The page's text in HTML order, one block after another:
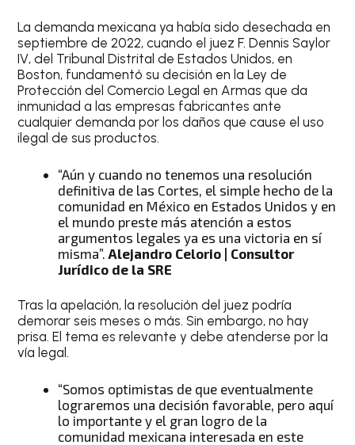
La demanda mexicana ya había sido desechada en
septiembre de 2022, cuando el juez F. Dennis Saylor
IV, del Tribunal Distrital de Estados Unidos, en
Boston, fundamentó su decisión en la Ley de
Protección del Comercio Legal en Armas que da
inmunidad a las empresas fabricantes ante
cualquier demanda por los daños que cause el uso
ilegal de sus productos.
“Aún y cuando no tenemos una resolución
definitiva de las Cortes, el simple hecho de la
comunidad en México en Estados Unidos y en
el mundo preste más atención a estos
argumentos legales ya es una victoria en sí
misma”.Alejandro Celorio | Consultor
Jurídico de la SRE
Tras la apelación, la resolución del juez podría
demorar seis meses o más. Sin embargo, no hay
prisa. El tema es relevante y debe atenderse por la
vía legal.
“Somos optimistas de que eventualmente
lograremos una decisión favorable, pero aquí
lo importante y el gran logro de la
comunidad mexicana interesada en este